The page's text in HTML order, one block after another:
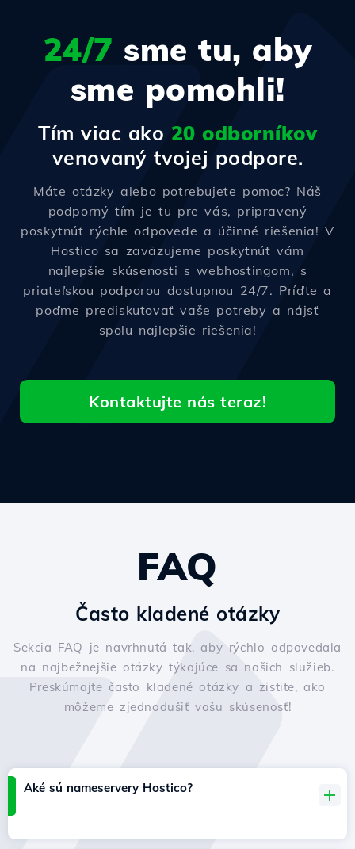
24/7 sme tu, aby
sme pomohli!
Tím viac ako 20 odborníkov
venovaný tvojej podpore.
Máte otázky alebo potrebujete pomoc? Náš
podporný tím je tu pre vás, pripravený
poskytnúť rýchle odpovede a účinné riešenia! V
Hostico sa zaväzujeme poskytnúť vám
najlepšie skúsenosti s webhostingom, s
priateľskou podporou dostupnou 24/7. Príďte a
poďme prediskutovať vaše potreby a nájsť
spolu najlepšie riešenia!
Kontaktujte nás teraz!
FAQ
Často kladené otázky
Sekcia FAQ je navrhnutá tak, aby rýchlo odpovedala
na najbežnejšie otázky týkajúce sa našich služieb.
Preskúmajte často kladené otázky a zistite, ako
môžeme zjednodušiť vašu skúsenosť!
Aké sú nameservery Hostico?